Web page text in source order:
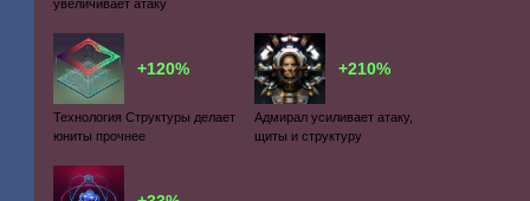
увеличивает атаку
+120%
Технология Структуры делает
юниты прочнее
+210%
Адмирал усиливает атаку,
щиты и структуру